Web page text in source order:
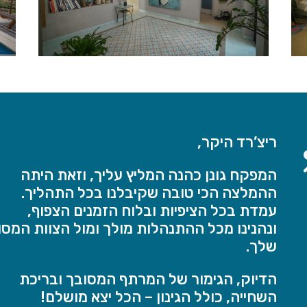
ריצ’רד היקר,
המפקח גונן כהנה המליץ עליך, וזאת היתה
ההמלצה הכי טובה שקיבלנו בכל התהליך.
עמדת בכל הציפיות ובלוח הזמנים הצפוף,
ונהנינו מכל ההתנהלות מולך ומול הצוות
שלך.
הדיוק, הגימור של המרתף המסובך ובריכת
השחייה, כולל הגינון – הכל יצא מושלם!